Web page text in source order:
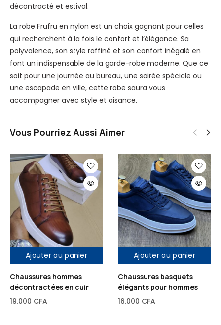
décontracté et estival.
La robe Frufru en nylon est un choix gagnant pour celles
qui recherchent à la fois le confort et l’élégance. Sa
polyvalence, son style raffiné et son confort inégalé en
font un indispensable de la garde-robe moderne. Que ce
soit pour une journée au bureau, une soirée spéciale ou
une escapade en ville, cette robe saura vous
accompagner avec style et aisance.
Vous Pourriez Aussi Aimer
Ajouter au panier
Chaussures hommes
décontractées en cuir
19.000 CFA
Ajouter au panier
Chaussures basquets
élégants pour hommes
16.000 CFA